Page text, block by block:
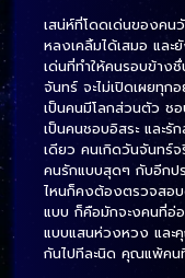
เสน่ห์ที่โดดเด่นของคน
หลงเคลิ้มได้เสมอ แล
เด่นที่ทำให้คนรอบข้าง
จันทร์ จะไม่เปิดเผยทุก
เป็นคนมีโลกส่วนตัว ชอ
เป็นคนชอบอิสระ และรั
เดียว คนเกิดวันจันทร์
คนรักแบบสุดๆ กับอีกป
ไหนก็คงต้องตรวจสอ
แบบ ก็คือมักจะงคนที่อ่
แบบแสนห่วงหวง และ
กันไปทีละนิด คุณแพ้คนที่